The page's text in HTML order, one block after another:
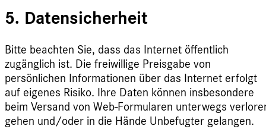
5. Datensicherheit
Bitte beachten Sie, dass das Internet öffentlich
zugänglich ist. Die freiwillige Preisgabe von
persönlichen Informationen über das Internet erfolgt
auf eigenes Risiko. Ihre Daten können insbesondere
beim Versand von Web-Formularen unterwegs
gehen und/oder in die Hände Unbefugter gelangen.